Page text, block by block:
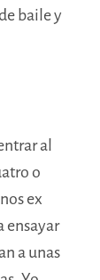
baile y
al
o
ex
ensayar
a unas